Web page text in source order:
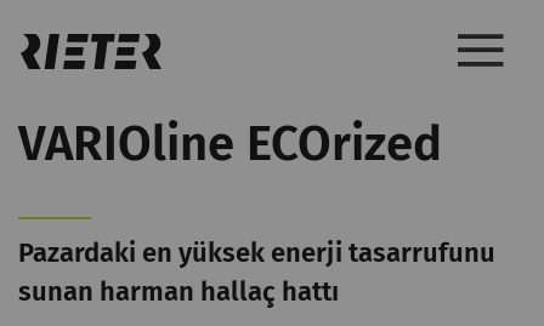
VARIOline ECOrized
Pazardaki en yüksek enerji tasarrufunu
sunan harman hallaç hattı